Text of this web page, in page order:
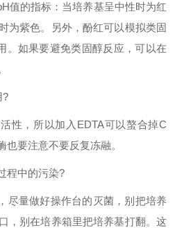
值的指标：当培养基呈中性时为红
为紫色。另外，酚红可以模拟类固
。如果要避免类固醇反应，可以在
?
性，所以加入 EDTA可以螯合掉C
要注意不要反复冻融。
程中的污染?
尽量做好操作台的灭菌，别把培养
，别在培养箱里把培养基打翻。这